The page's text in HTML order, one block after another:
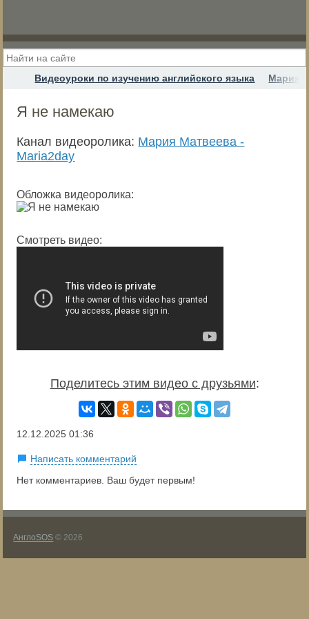
Видеоуроки по изучению английского языка Мария
Я не намекаю
Канал видеоролика: Мария Матвеева -
Maria2day
Обложка видеоролика:
Смотреть видео:
Поделитесь этим видео с друзьями:
12.12.2025 01:36
Написать комментарий
Нет комментариев. Ваш будет первым!
АнглоSOS © 2026